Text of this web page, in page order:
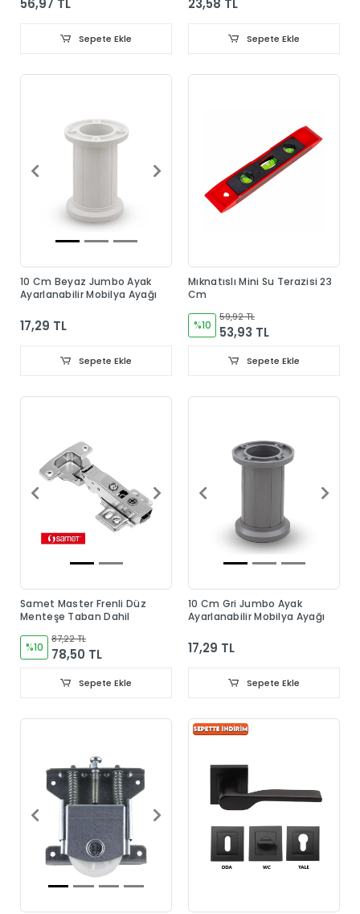
Sepete Ekle Sepete Ekle
10 Cm Beyaz Jumbo Ayak
Ayarlanabilir Mobilya Ayağı
17,29 TL
Sepete Ekle
Mıknatıslı Mini Su Terazisi 23
Cm
%10
59,92 TL
53,93 TL
Sepete Ekle
Samet Master Frenli Düz
Menteşe Taban Dahil
%10
87,22 TL
78,50 TL
Sepete Ekle
10 Cm Gri Jumbo Ayak
Ayarlanabilir Mobilya Ayağı
17,29 TL
Sepete Ekle